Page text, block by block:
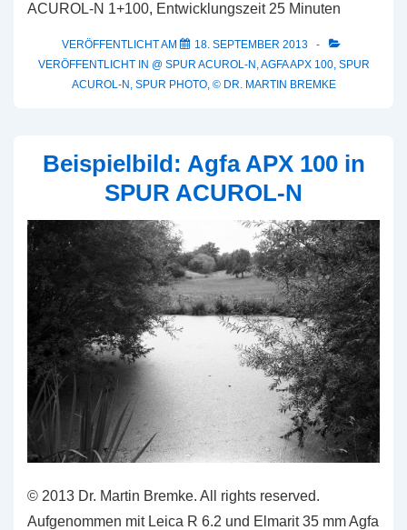
ACUROL-N 1+100, Entwicklungszeit 25 Minuten
VERÖFFENTLICHT AM
18. SEPTEMBER 2013
VERÖFFENTLICHT IN @ SPUR ACUROL-N ,AGFA APX 100, SPUR
ACUROL-N , SPUR PHOTO, © DR. MARTIN BREMKE
Beispielbild: Agfa APX 100 in
SPUR ACUROL-N
© 2013 Dr. Martin Bremke. All rights reserved.
Aufgenommen mit Leica R 6.2 und Elmarit 35 mm Agfa